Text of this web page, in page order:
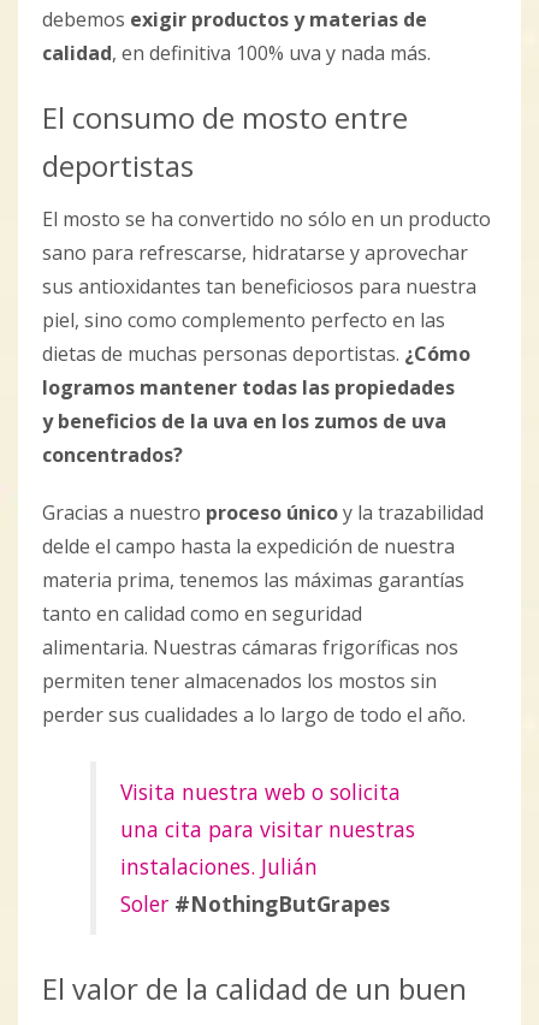
debemos exigir productos y materias de
calidad, en definitiva 100% uva y nada más.
El consumo de mosto entre
deportistas
El mosto se ha convertido no sólo en un producto
sano para refrescarse, hidratarse y aprovechar
sus antioxidantes tan beneficiosos para nuestra
piel, sino como complemento perfecto en las
dietas de muchas personas deportistas. ¿Cómo
logramos mantener todas las propiedades
y beneficios de la uva en los zumos de uva
concentrados?
Gracias a nuestro proceso únicoy la trazabilidad
delde el campo hasta la expedición de nuestra
materia prima, tenemos las máximas garantías
tanto en calidad como en seguridad
alimentaria. Nuestras cámaras frigoríficas nos
permiten tener almacenados los mostos sin
perder sus cualidades a lo largo de todo el año.
Visita nuestra web o solicita
una cita para visitar nuestras
instalaciones. Julián
Soler #NothingButGrapes
El valor de la calidad de un buen